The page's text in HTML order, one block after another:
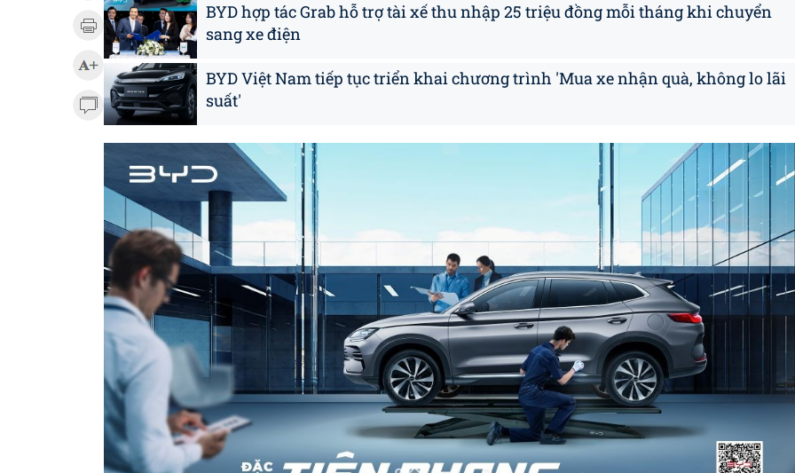
BYD hợp tác Grab hỗ trợ tài xế thu nhập 25 triệu đồng mỗi tháng khi chuyển
sang xe điện
BYD Việt Nam tiếp tục triển khai chương trình 'Mua xe nhận quà, không lo lãi
suất'